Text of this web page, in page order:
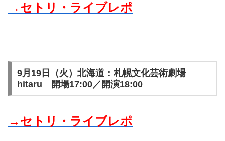
→セトリ・ライブレポ
9月19日（火）北海道：札幌文化芸術劇場
hitaru 開場17:00／開演18:00
→セトリ・ライブレポ